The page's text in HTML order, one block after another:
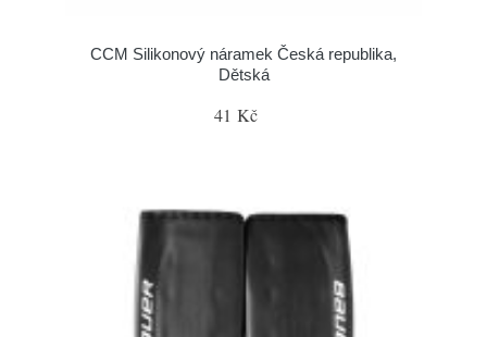
CCM Silikonový náramek Česká republika,
Dětská
41 Kč